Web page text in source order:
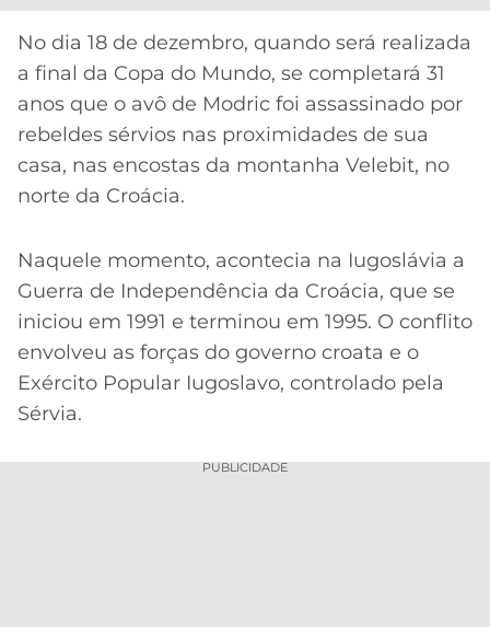
MELHORES
CASSINOS
ONLINE
INTERNACIONAL
GRÊMIO
MG
CAMPEÕES
LALIGA
No dia 18 de dezembro, quando será realizada
a final da Copa do Mundo, se completará 31
anos que o avô de Modric foi assassinado por
rebeldes sérvios nas proximidades de sua
casa, nas encostas da montanha Velebit, no
norte da Croácia.
Naquele momento, acontecia na Iugoslávia a
Guerra de Independência da Croácia, que se
iniciou em 1991 e terminou em 1995. O conflito
envolveu as forças do governo croata e o
Exército Popular Iugoslavo, controlado pela
Sérvia.
PUBLICIDADE